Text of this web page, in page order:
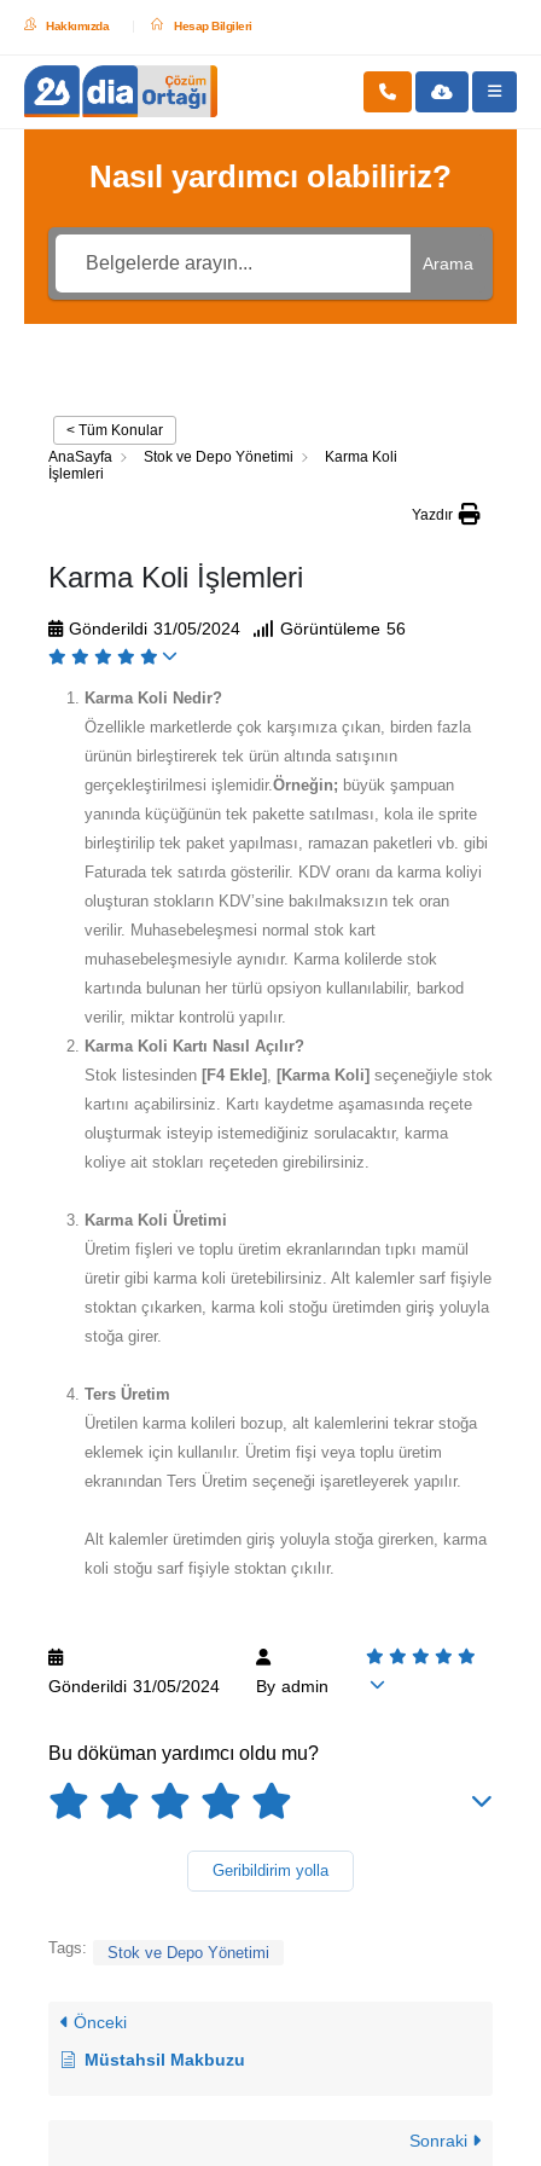
Hakkımızda Hesap Bilgileri
Nasıl yardımcı olabiliriz?
Arama
< Tüm Konular
AnaSayfa
Stok ve Depo Yönetimi
Karma Koli
İşlemleri
Yazdır
Karma Koli İşlemleri
Gönderildi 31/05/2024 Görüntüleme 56
Karma Koli Nedir?
Özellikle marketlerde çok karşımıza çıkan, birden fazla
ürünün birleştirerek tek ürün altında satışının
gerçekleştirilmesi işlemidir. Örneğin; büyük şampuan
yanında küçüğünün tek pakette satılması, kola ile sprite
birleştirilip tek paket yapılması, ramazan paketleri vb. gibi
Faturada tek satırda gösterilir. KDV oranı da karma koliyi
oluşturan stokların KDV’sine bakılmaksızın tek oran
verilir. Muhasebeleşmesi normal stok kart
muhasebeleşmesiyle aynıdır. Karma kolilerde stok
kartında bulunan her türlü opsiyon kullanılabilir, barkod
verilir, miktar kontrolü yapılır.
Karma Koli Kartı Nasıl Açılır?
Stok listesinden [F4 Ekle] [Karma Koli] seçeneğiyle stok
kartını açabilirsiniz. Kartı kaydetme aşamasında reçete
oluşturmak isteyip istemediğiniz sorulacaktır, karma
koliye ait stokları reçeteden girebilirsiniz.
Karma Koli Üretimi
Üretim fişleri ve toplu üretim ekranlarından tıpkı mamül
üretir gibi karma koli üretebilirsiniz. Alt kalemler sarf fişiyle
stoktan çıkarken, karma koli stoğu üretimden giriş yoluyla
stoğa girer.
Ters Üretim
Üretilen karma kolileri bozup, alt kalemlerini tekrar stoğa
eklemek için kullanılır. Üretim fişi veya toplu üretim
ekranından Ters Üretim seçeneği işaretleyerek yapılır.
Alt kalemler üretimden giriş yoluyla stoğa girerken, karma
koli stoğu sarf fişiyle stoktan çıkılır.
Gönderildi 31/05/2024 By admin
Bu döküman yardımcı oldu mu?
Geribildirim yolla
Tags: Stok ve Depo Yönetimi
Önceki
Müstahsil Makbuzu
Sonraki